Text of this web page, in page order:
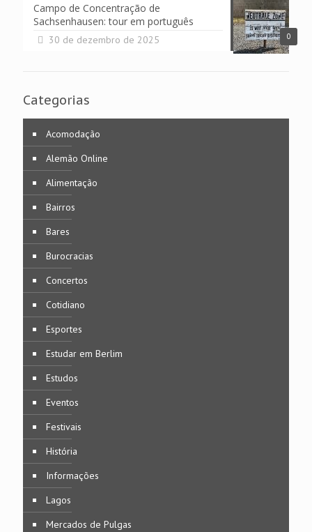
0
Campo de Concentração de
Sachsenhausen: tour em português
30 de dezembro de 2025
Categorias
Acomodação
Alemão Online
Alimentação
Bairros
Bares
Burocracias
Concertos
Cotidiano
Esportes
Estudar em Berlim
Estudos
Eventos
Festivais
História
Informações
Lagos
Mercados de Pulgas